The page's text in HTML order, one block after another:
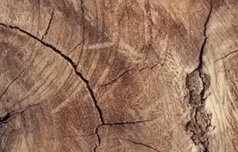
Kompakt Sling ve Çapraz Çanta
rahat taşıyan fonksiyonel sling ve çapraz çantalar,
Lacivert Rugan Kemer İnceleme ve
rugan erkek kemeri, şık tasarımı ve yüksek kaliteli
Şıklık ve Konforun Bir Arada
ve rahatlığı bir arada sunar. Çok yönlü kullanımı ve trend